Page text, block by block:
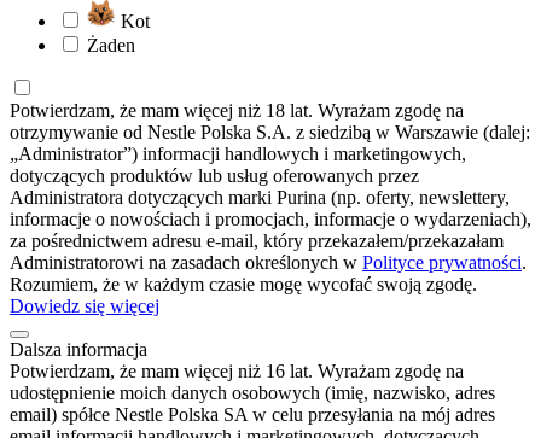
Kot
Żaden
Potwierdzam, że mam więcej niż 18 lat. Wyrażam zgodę na
otrzymywanie od Nestle Polska S.A. z siedzibą w Warszawie (dalej:
„Administrator”) informacji handlowych i marketingowych,
dotyczących produktów lub usług oferowanych przez
Administratora dotyczących marki Purina (np. oferty, newslettery,
informacje o nowościach i promocjach, informacje o wydarzeniach),
za pośrednictwem adresu e-mail, który przekazałem/przekazałam
Administratorowi na zasadach określonych w Polityce prywatności.
Rozumiem, że w każdym czasie mogę wycofać swoją zgodę.
Dowiedz się więcej
Dalsza informacja
Potwierdzam, że mam więcej niż 16 lat. Wyrażam zgodę na
udostępnienie moich danych osobowych (imię, nazwisko, adres
email) spółce Nestle Polska SA w celu przesyłania na mój adres